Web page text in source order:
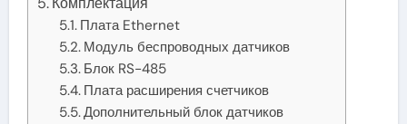
Плата Ethernet
Модуль беспроводных датчиков
Блок RS-485
Плата расширения счетчиков
Дополнительный блок датчиков